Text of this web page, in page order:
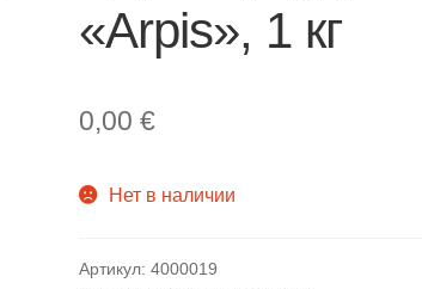
«Arpis», 1 кг
0,00€
Нет в наличии
Артикул:4000019